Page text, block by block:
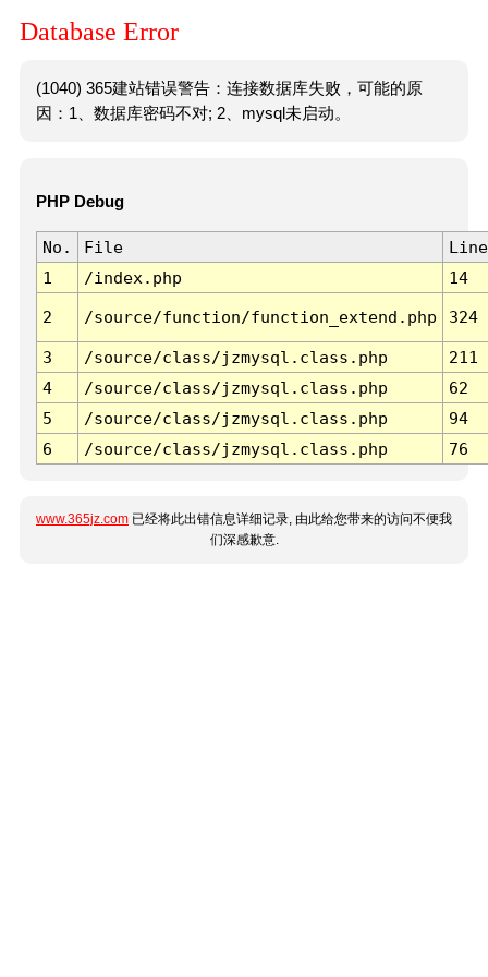
Database Error
(1040) 365建站错误警告：连接数据库失败，可能的原
因：1、数据库密码不对; 2、mysql未启动。
PHP Debug
No. File
Line
1
/index.php 14
2 /source/function/function_extend.php 324
3 /source/class/jzmysql.class.php
211
4
/source/class/jzmysql.class.php
62
5
/source/class/jzmysql.class.php
94
6
/source/class/jzmysql.class.php 76
www.365jz.com 已经将此出错信息详细记录, 由此给您带来的访问不便我
们深感歉意.